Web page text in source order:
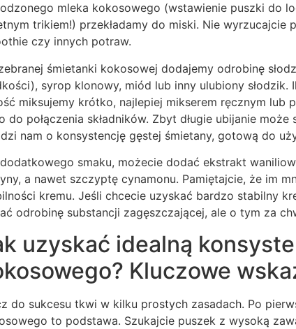
mleka kokosowego (wstawienie puszki do
trikiem!) przekładamy do miski. Nie wyrzucajcie
czy innych potraw.
śmietanki kokosowej dodajemy odrobinę
syrop klonowy, miód lub inny ulubiony słodzik.
miksujemy krótko, najlepiej mikserem ręcznym lub
do połączenia składników. Zbyt długie ubijanie
nam o konsystencję gęstej śmietany, gotową do
smaku, możecie dodać ekstrakt
a nawet szczyptę cynamonu. Pamiętajcie, że im
kremu. Jeśli chcecie uzyskać bardzo stabilny
odrobinę substancji zagęszczającej, ale o tym za
uzyskać idealną
Kluczowe
do sukcesu tkwi w kilku prostych zasadach. Po
to podstawa. Szukajcie puszek z wysoką